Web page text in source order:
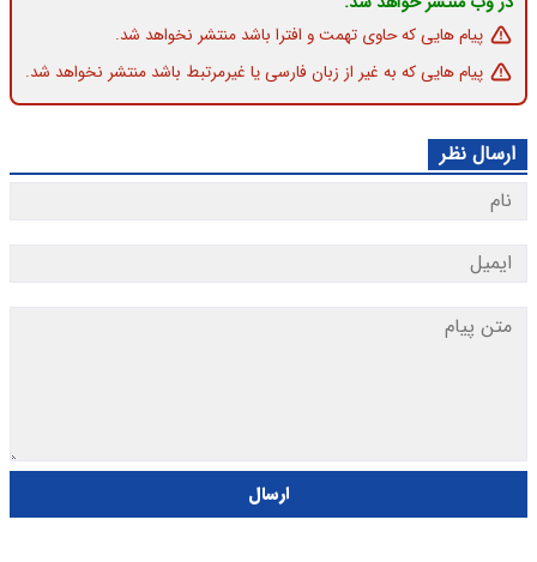
پیام هایی که حاوی تهمت و افترا باشد منتشر نخواهد شد.
پیام هایی که به غیر از زبان فارسی یا غیرمرتبط باشد منتشر نخواهد شد.
ارسال نظر
ارسال